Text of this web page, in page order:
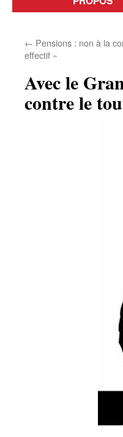
← Pensions : non à la
effectif »
Avec le
contre le